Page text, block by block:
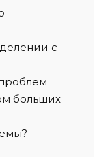
с
больших